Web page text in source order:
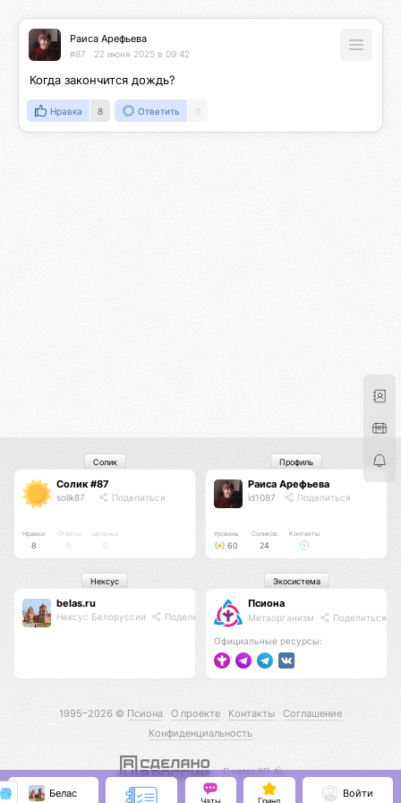
Раиса Арефьева
#87 22 июня 2025 в 09:42
Когда закончится дождь?
Нравка 8 Ответить 0
Солик #87
solik87 Поделиться
Нравки
8
Ответы
0
Цепочка
0
Солик
Раиса Арефьева
id1087 Поделиться
Уровень
60
Соликов
24
Контакты
Профиль
belas.ru
Нексус Белоруссии Поделиться
Нексус
Псиона
Метаорганизм Поделиться
Официальные ресурсы:
Экосистема
1995–2026 © Псиона О проекте Контакты
Соглашение
Конфиденциальность
С нами КО 🕉️
Белас
Чаты Гринд
Войти